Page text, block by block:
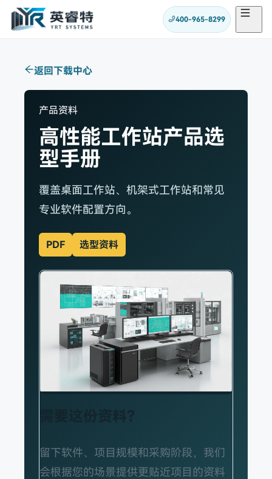
400-965-8299
返回下载中心
产品资料
高性能工作站产品选
型手册
覆盖桌面工作站、机架式工作站和常见
专业软件配置方向。
PDF 选型资料
留下软件、项目规模和采购阶段，我们
会根据您的场景提供更贴近项目的资料